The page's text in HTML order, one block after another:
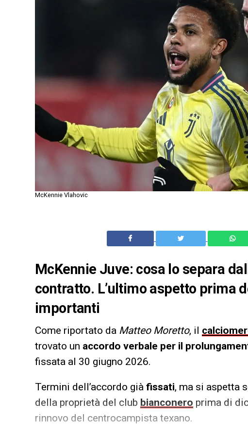
McKennie Vlahovic
McKennie Juve: cosa lo separa
contratto. L’ultimo aspetto prima
importanti
Come riportato da Matteo Moretto, il
trovato un accordo verbale per il
fissata al 30 giugno 2026.
Termini dell’accordo già fissati, ma si aspetta
della proprietà del club bianconero prima di
rinnovo del centrocampista texano.